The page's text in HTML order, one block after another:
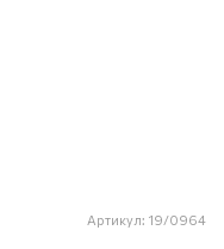
Артикул: 19/0964